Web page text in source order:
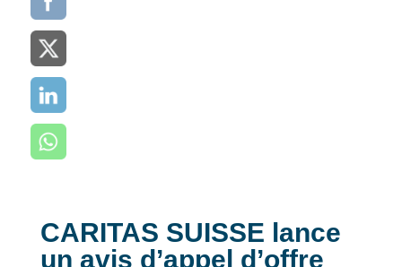
CARITAS SUISSE lance
un avis d’appel d’offre